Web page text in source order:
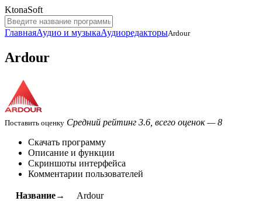
KtonaSoft
ГлавнаяАудио и музыкаАудиоредакторыArdour
Ardour
Поставить оценку Средний рейтинг 3.6, всего оценок — 8
Скачать программу
Описание и функции
Скриншоты интерфейса
Комментарии пользователей
Название→
Ardour